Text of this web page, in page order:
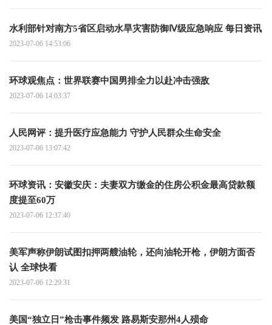
水利部针对南方5省区启动水旱灾害防御Ⅳ级应急响应 每日资讯
2023-07-06 14:53:06
环球观焦点：世界联赛中国男排全力以赴冲击强敌
2023-07-06 14:03:37
人民网评：提升医疗应急能力 守护人民群众生命安全
2023-07-06 13:07:42
环球资讯：安徽安庆：夫妻双方缴金的住房公积金最高贷款额
度提至60万
2023-07-06 12:37:40
美军声称伊朗试图扣押两艘油轮，还向油轮开枪，伊朗方面否
认 全球快看
2023-07-06 12:29:31
美国“独立日”枪击事件频发 路易斯安那州4人殒命